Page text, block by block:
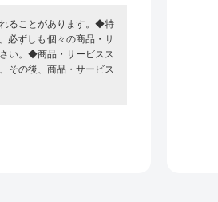
ることがあります。◆特
必ずしも個々の商品・サ
い。◆商品・サービスス
その後、商品・サービス